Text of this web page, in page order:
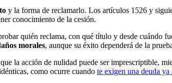
y la forma de reclamarlo. Los artículos 1526 y
conocimiento de la cesión.
quién reclama, con qué título y desde cuándo
morales, aunque su éxito dependerá de la
la acción de nulidad puede ser imprescriptible,
como ocurre cuando te exigen una deuda ya